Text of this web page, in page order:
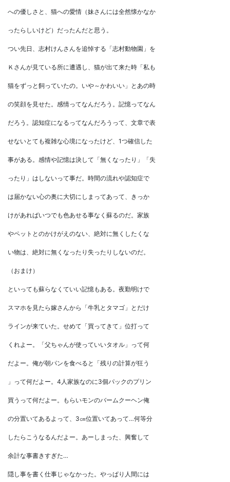
への優しさと、猫への愛情（妹さんには全然懐かなか
ったらしいけど）だったんだと思う。
つい先日、志村けんさんを追悼する「志村動物園」を
Ｋさんが見ている所に遭遇し、猫が出て来た時「私も
猫をずっと飼っていたの。いや～かわいい」とあの時
の笑顔を見せた。感情ってなんだろう。記憶ってなん
だろう。認知症になるってなんだろうって、文章で表
せないとても複雑な心境になったけど、1つ確信した
事がある。感情や記憶は決して「無くなったり」「失
ったり」はしないって事だ。時間の流れや認知症で
は届かない心の奥に大切にしまってあって、きっか
けがあればいつでも色あせる事なく蘇るのだ。家族
やペットとのかけがえのない、絶対に無くしたくな
い物は、絶対に無くなったり失ったりしないのだ。
（おまけ）
といっても蘇らなくていい記憶もある。夜勤明けで
スマホを見たら嫁さんから「牛乳とタマゴ」とだけ
ラインが来ていた。せめて「買ってきて」位打って
くれよー。「父ちゃんが使っていいタオル」って何
だよー。俺が朝パンを食べると「残りの計算が狂う
」って何だよー。4人家族なのに3個パックのプリン
買うって何だよー。もらいモンのバームクーヘン俺
の分置いてあるよって、3㎝位置いてあって…何等分
したらこうなるんだよー。あーしまった、興奮して
余計な事書きすぎた…
隠し事を書く仕事じゃなかった。やっぱり人間には